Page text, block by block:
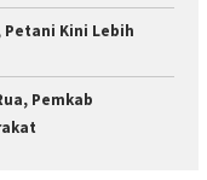
Petani Kini Lebih
Pemkab